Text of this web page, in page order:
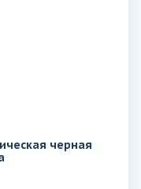
черная